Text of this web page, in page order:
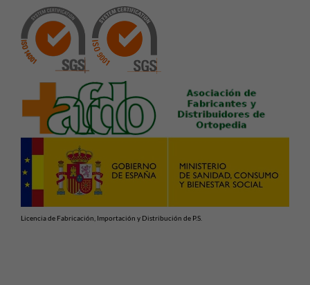
Licencia de Fabricación, Importación y Distribución de P.S.